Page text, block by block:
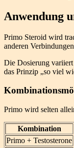
Anwendung
Primo Steroid wird
anderen
Die Dosierung
das Prinzip „so viel
Primo wird selten
Kombination
Primo + Testosterone